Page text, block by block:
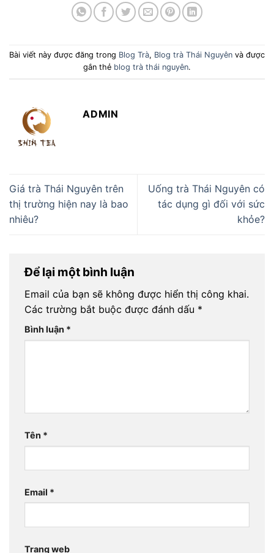
Bài viết này được đăng trong Blog Trà, Blog trà Thái Nguyên và được
gắn thẻ blog trà thái nguyên.
ADMIN
Giá trà Thái Nguyên trên
thị trường hiện nay là bao
nhiêu?
Uống trà Thái Nguyên có
tác dụng gì đối với sức
khỏe?
Để lại một bình luận
Email của bạn sẽ không được hiển thị công khai.
Các trường bắt buộc được đánh dấu *
Bình luận *
Tên *
Email *
Trang web